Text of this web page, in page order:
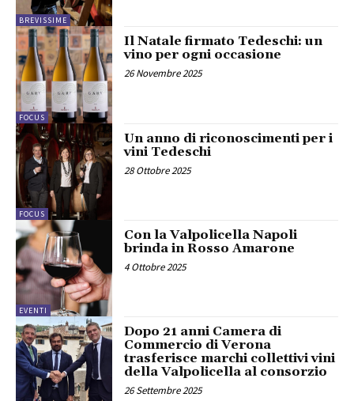
BREVISSIME
FOCUS
Il Natale firmato Tedeschi: un
vino per ogni occasione
26 Novembre 2025
FOCUS
Un anno di riconoscimenti per i
vini Tedeschi
28 Ottobre 2025
EVENTI
Con la Valpolicella Napoli
brinda in Rosso Amarone
4 Ottobre 2025
Dopo 21 anni Camera di
Commercio di Verona
trasferisce marchi collettivi vini
della Valpolicella al consorzio
26 Settembre 2025